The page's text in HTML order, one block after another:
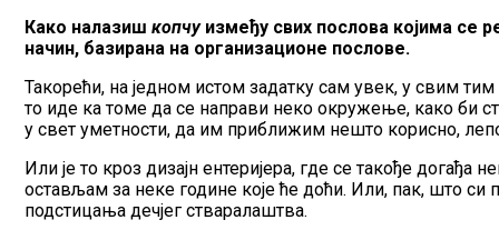
Како налазиш копчуизмеђу свих послова којима се
начин, базирана на организационе послове.
Такорећи, на једном истом задатку сам увек, у свим
то иде ка томе да се направи неко окружење, како би
у свет уметности, да им приближим нешто корисно,
Или је то кроз дизајн ентеријера, где се такође догађа
остављам за неке године које ће доћи. Или, пак, што си
подстицања дечјег стваралаштва.